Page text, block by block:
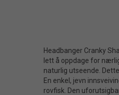
Headbanger Cranky
lett å oppdage for
naturlig utseende.
En enkel, jevn
rovfisk. Den